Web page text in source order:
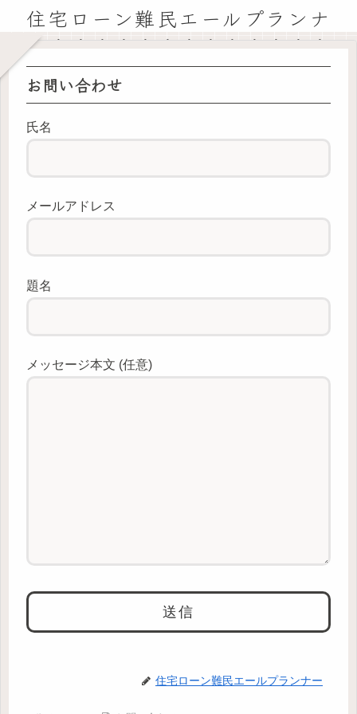
住宅ローン難民エールプランナ
ー広島基地
お問い合わせ
氏名
メールアドレス
題名
メッセージ本文 (任意)
住宅ローン難民エールプランナー